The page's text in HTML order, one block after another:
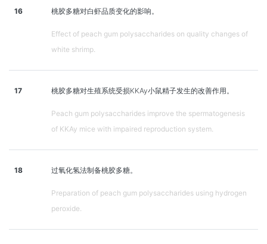
16 桃胶多糖对白虾品质变化的影响。
Effect of peach gum polysaccharides on quality changes of
white shrimp.
17 桃胶多糖对生殖系统受损KKAy小鼠精子发生的改善作用。
Peach gum polysaccharides improve the spermatogenesis
of KKAy mice with impaired reproduction system.
18 过氧化氢法制备桃胶多糖。
Preparation of peach gum polysaccharides using hydrogen
peroxide.